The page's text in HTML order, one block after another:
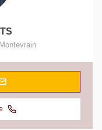
Montevrain